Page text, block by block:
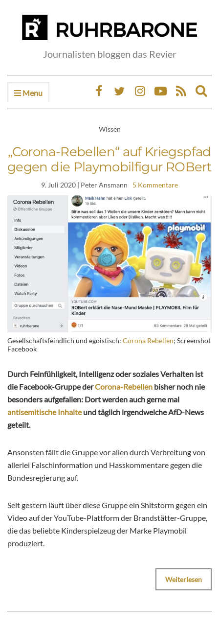
Journalisten bloggen das Revier
Menu
Wissen
„Corona-Rebellen“ auf Kriegspfad
gegen die Playmobilfigur ROBert
9. Juli 2020 | Peter Ansmann 5 Kommentare
Gesellschaftsfeindlich und egoistisch: Corona Rebellen; Screenshot
Facebook
Durch Feinfühligkeit, Intelligenz oder soziales Verhalten ist
die Facebook-Gruppe derCorona-Rebellen bisher noch nie
besonders aufgefallen: Dort werden auch gerne mal
antisemitische Inhalteund täglich irgendwelche AfD-News
geteilt.
Ansonsten fällt die Gruppe vor allen durch Verbreitung von
allerlei Falschinformation und Hasskommentare gegen die
Bundesregierung auf.
Seit gestern läuft über diese Gruppe ein Shitstorm gegen ein
Video auf der YouTube-Plattform der Brandstätter-Gruppe,
die das beliebte Kinderspielzeug der Marke Playmobil
produziert.
Weiterlesen